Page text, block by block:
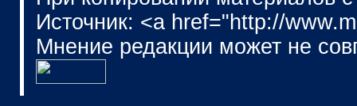
Источник: <a href="http://
Мнение редакции может не